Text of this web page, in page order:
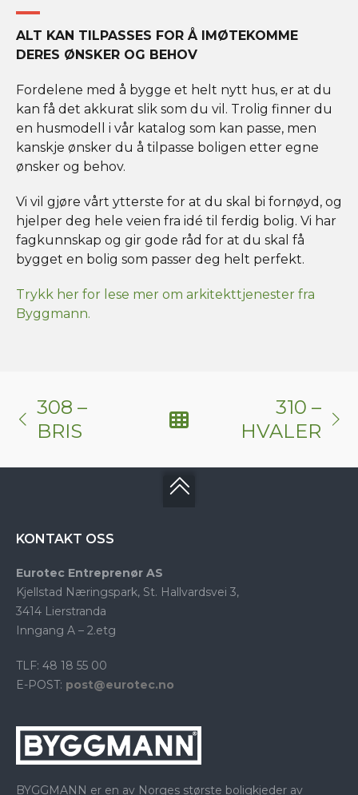
ALT KAN TILPASSES FOR Å IMØTEKOMME
DERES ØNSKER OG BEHOV
Fordelene med å bygge et helt nytt hus, er at du
kan få det akkurat slik som du vil. Trolig finner du
en husmodell i vår katalog som kan passe, men
kanskje ønsker du å tilpasse boligen etter egne
ønsker og behov.
Vi vil gjøre vårt ytterste for at du skal bi fornøyd, og
hjelper deg hele veien fra idé til ferdig bolig. Vi har
fagkunnskap og gir gode råd for at du skal få
bygget en bolig som passer deg helt perfekt.
Trykk her for lese mer om arkitekttjenester fra
Byggmann.
308 –
BRIS
310 –
HVALER
KONTAKT OSS
Eurotec Entreprenør AS
Kjellstad Næringspark, St. Hallvardsvei 3,
3414 Lierstranda
Inngang A – 2.etg
TLF: 48 18 55 00
E-POST: post@eurotec.no
BYGGMANN er en av Norges største boligkjeder av